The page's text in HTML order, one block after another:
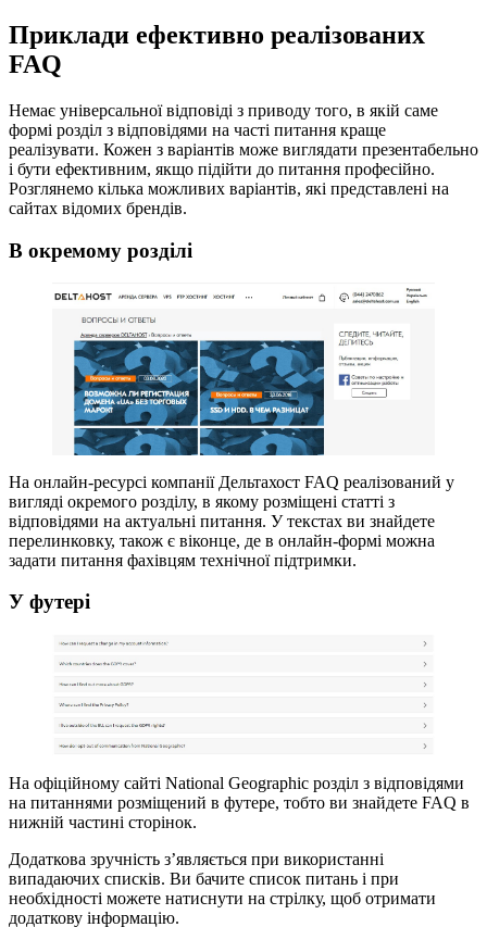
Приклади ефективно реалізованих
FAQ
Немає універсальної відповіді з приводу того, в якій саме
формі розділ з відповідями на часті питання краще
реалізувати. Кожен з варіантів може виглядати презентабельно
і бути ефективним, якщо підійти до питання професійно.
Розглянемо кілька можливих варіантів, які представлені на
сайтах відомих брендів.
В окремому розділі
На онлайн-ресурсі компанії Дельтахост FAQ реалізований у
вигляді окремого розділу, в якому розміщені статті з
відповідями на актуальні питання. У текстах ви знайдете
перелинковку, також є віконце, де в онлайн-формі можна
задати питання фахівцям технічної підтримки.
У футері
На офіційному сайті National Geographic розділ з відповідями
на питаннями розміщений в футере, тобто ви знайдете FAQ в
нижній частині сторінок.
Додаткова зручність з’являється при використанні
випадаючих списків. Ви бачите список питань і при
необхідності можете натиснути на стрілку, щоб отримати
додаткову інформацію.